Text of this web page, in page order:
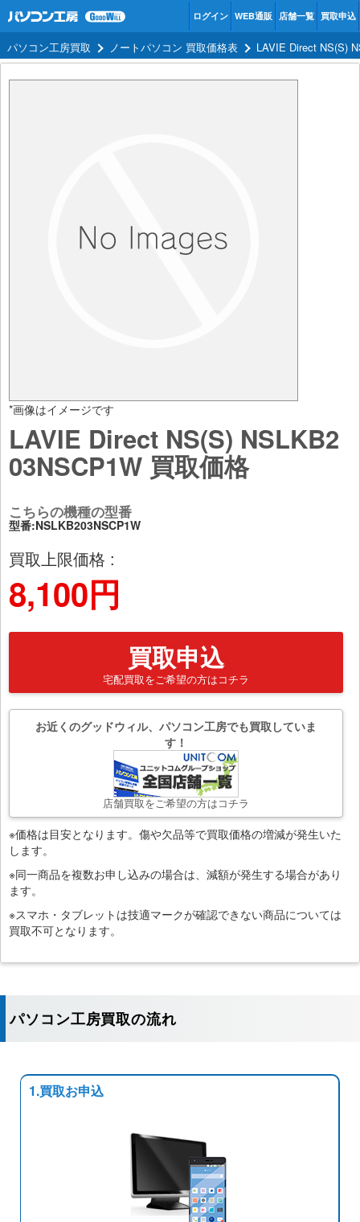
ログイン WEB通販 店舗一覧 買取申込
パソコン工房買取 ノートパソコン 買取価格表 LAVIE Direct NS(S)
*画像はイメージです
LAVIE Direct NS(S) NSLKB2
03NSCP1W 買取価格
こちらの機種の型番
型番:NSLKB203NSCP1W
買取上限価格 :
8,100円
買取申込
宅配買取をご希望の方はコチラ
お近くのグッドウィル、パソコン工房でも買取していま
す！
店舗買取をご希望の方はコチラ
※価格は目安となります。傷や欠品等で買取価格の増減が発生いた
します。
※同一商品を複数お申し込みの場合は、減額が発生する場合があり
ます。
※スマホ・タブレットは技適マークが確認できない商品については
買取不可となります。
パソコン工房買取の流れ
1.買取お申込